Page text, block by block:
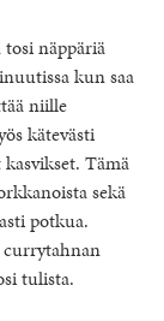
näppäriä
kun saa
niille
kätevästi
Tämä
sekä
potkua.
tulista.